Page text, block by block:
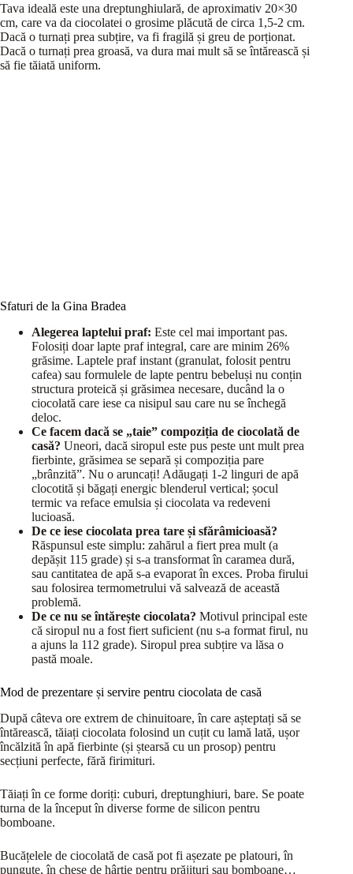
Tava ideală este una dreptunghiulară, de aproximativ 20×30
cm, care va da ciocolatei o grosime plăcută de circa 1,5-2 cm.
Dacă o turnați prea subțire, va fi fragilă și greu de porționat.
Dacă o turnați prea groasă, va dura mai mult să se întărească și
să fie tăiată uniform.
Sfaturi de la Gina Bradea
Alegerea laptelui praf: Este cel mai important pas.
Folosiți doar lapte praf integral, care are minim 26%
grăsime. Laptele praf instant (granulat, folosit pentru
cafea) sau formulele de lapte pentru bebeluși nu conțin
structura proteică și grăsimea necesare, ducând la o
ciocolată care iese ca nisipul sau care nu se închegă
deloc.
Ce facem dacă se „taie” compoziția de ciocolată de
casă? Uneori, dacă siropul este pus peste unt mult prea
fierbinte, grăsimea se separă și compoziția pare
„brânzită”. Nu o aruncați! Adăugați 1-2 linguri de apă
clocotită și băgați energic blenderul vertical; șocul
termic va reface emulsia și ciocolata va redeveni
lucioasă.
De ce iese ciocolata prea tare și sfărâmicioasă?
Răspunsul este simplu: zahărul a fiert prea mult (a
depășit 115 grade) și s-a transformat în caramea dură,
sau cantitatea de apă s-a evaporat în exces. Proba firului
sau folosirea termometrului vă salvează de această
problemă.
De ce nu se întărește ciocolata? Motivul principal este
că siropul nu a fost fiert suficient (nu s-a format firul, nu
a ajuns la 112 grade). Siropul prea subțire va lăsa o
pastă moale.
Mod de prezentare și servire pentru ciocolata de casă
După câteva ore extrem de chinuitoare, în care așteptați să se
întărească, tăiați ciocolata folosind un cuțit cu lamă lată, ușor
încălzită în apă fierbinte (și ștearsă cu un prosop) pentru
secțiuni perfecte, fără firimituri.
Tăiați în ce forme doriți: cuburi, dreptunghiuri, bare. Se poate
turna de la început în diverse forme de silicon pentru
bomboane.
Bucățelele de ciocolată de casă pot fi așezate pe platouri, în
punguțe, în chese de hârtie pentru prăjituri sau bomboane…